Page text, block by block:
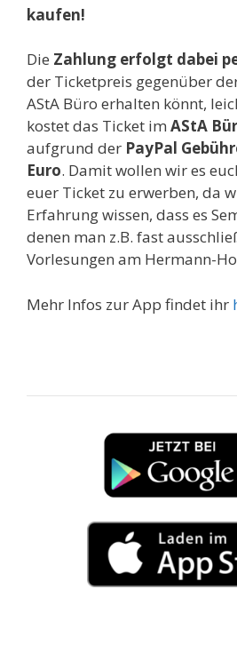
kaufen!
Die Zahlung erfolgt dabei
der Ticketpreis gegenüber
AStA Büro erhalten könnt,
kostet das Ticket im AStA
aufgrund der PayPal
Euro. Damit wollen wir es
euer Ticket zu erwerben, da
Erfahrung wissen, dass es
denen man z.B. fast
Vorlesungen am Hermann-
Mehr Infos zur App findet ihr